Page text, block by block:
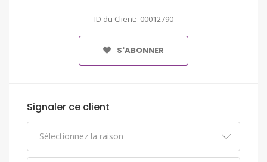
ID du Client: 00012790
S'ABONNER
Signaler ce client